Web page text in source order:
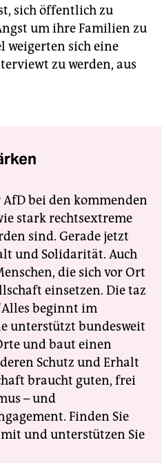
sich öffentlich zu
um ihre Familien zu
weigerten sich eine
zu werden, aus
bei den kommenden
stark rechtsextreme
sind. Gerade jetzt
und Solidarität. Auch
die sich vor Ort
einsetzen. Die taz
beginnt im
unterstützt bundesweit
und baut einen
Schutz und Erhalt
braucht guten, frei
– und
Finden Sie
mit und unterstützen Sie